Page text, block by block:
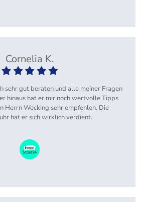
Cornelia K.
sehr gut beraten und alle meiner Fragen
hinaus hat er mir noch wertvolle Tipps
Herrn Wecking sehr empfehlen. Die
hat er sich wirklich verdient.